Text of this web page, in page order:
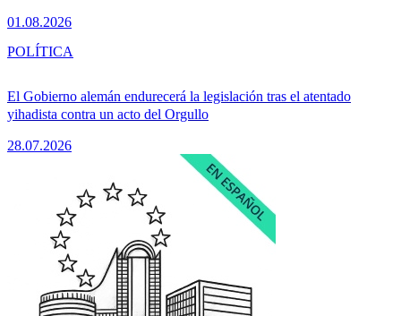
01.08.2026
El Gobierno alemán endurecerá la legislación tras el atentado
yihadista contra un acto del Orgullo
28.07.2026
POLÍTICA